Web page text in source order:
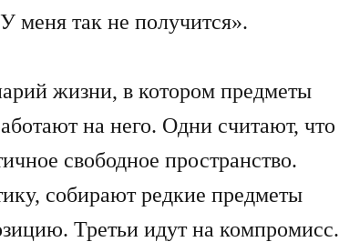
меня так не получится».
жизни, в котором предметы
на него. Одни считают, что
свободное пространство.
собирают редкие предметы
Третьи идут на компромисс.